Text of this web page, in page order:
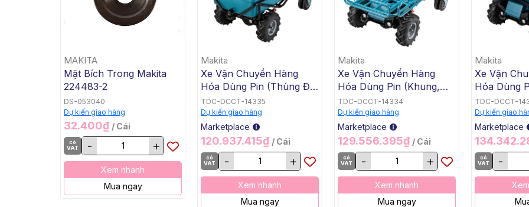
MAKITA
Mặt Bích Trong Makita
224483-2
DS-053040
Dự kiến giao hàng
32.400₫ / Cái
có
VAT
- +
Xem nhanh
Mua ngay
Makita
Xe Vận Chuyển Hàng
Hóa Dùng Pin (Thùng Đế
Bằng, BL, 18Vx2) Makita
DCU605Z
TDC-DCCT-14335
Dự kiến giao hàng
Marketplace
120.937.415₫ / Cái
có
VAT
- +
Xem nhanh
Mua ngay
Makita
Xe Vận Chuyển Hàng
Hóa Dùng Pin (Khung,
BL, 18Vx2) Makita
DCU604Z
TDC-DCCT-14334
Dự kiến giao hàng
Marketplace
129.556.395₫ / Cái
có
VAT
- +
Xem nhanh
Mua ngay
Makita
Xe Vận
Hóa Dùng
BL, 18Vx2)
DCU603Z
TDC-DCCT-
Dự kiến giao
Marketplace
có
VAT
-